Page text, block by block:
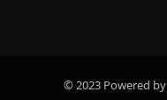
© 2023 Powered by